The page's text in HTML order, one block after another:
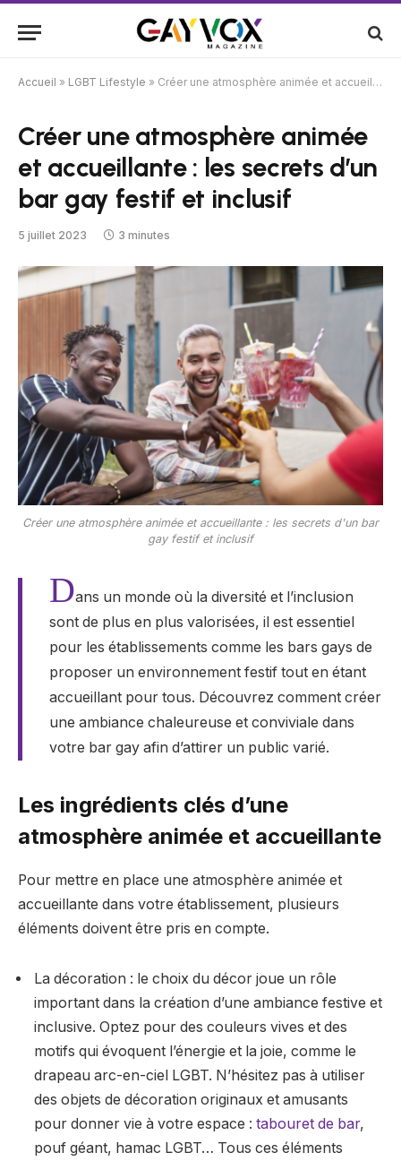
Accueil » LGBT Lifestyle » Créer une atmosphère animée et accueillante : les secrets d’un bar gay festif et inclusif
Créer une atmosphère animée
et accueillante : les secrets d’un
bar gay festif et inclusif
5 juillet 2023 3 minutes
Créer une atmosphère animée et accueillante : les secrets d'un bar
gay festif et inclusif
Dans un monde où la diversité et l’inclusion
sont de plus en plus valorisées, il est essentiel
pour les établissements comme les bars gays de
proposer un environnement festif tout en étant
accueillant pour tous. Découvrez comment créer
une ambiance chaleureuse et conviviale dans
votre bar gay afin d’attirer un public varié.
Les ingrédients clés d’une
atmosphère animée et accueillante
Pour mettre en place une atmosphère animée et
accueillante dans votre établissement, plusieurs
éléments doivent être pris en compte.
La décoration : le choix du décor joue un rôle
important dans la création d’une ambiance festive et
inclusive. Optez pour des couleurs vives et des
motifs qui évoquent l’énergie et la joie, comme le
drapeau arc-en-ciel LGBT. N’hésitez pas à utiliser
des objets de décoration originaux et amusants
pour donner vie à votre espace : tabouret de bar,
pouf géant, hamac LGBT… Tous ces éléments